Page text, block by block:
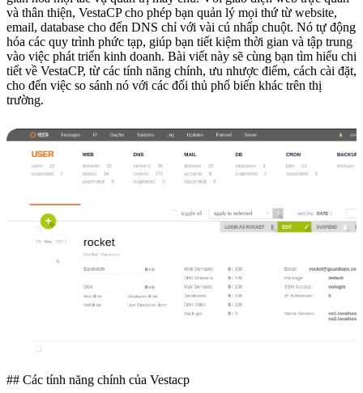
và thân thiện, VestaCP cho phép bạn quản lý mọi thứ từ website,
email, database cho đến DNS chỉ với vài cú nhấp chuột. Nó tự động
hóa các quy trình phức tạp, giúp bạn tiết kiệm thời gian và tập trung
vào việc phát triển kinh doanh. Bài viết này sẽ cùng bạn tìm hiểu chi
tiết về VestaCP, từ các tính năng chính, ưu nhược điểm, cách cài đặt,
cho đến việc so sánh nó với các đối thủ phổ biến khác trên thị
trường.
## Các tính năng chính của Vestacp